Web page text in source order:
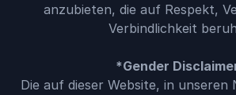
anzubieten, die auf Respekt,
Verbindlichkeit
*Gender
Die auf dieser Website, in